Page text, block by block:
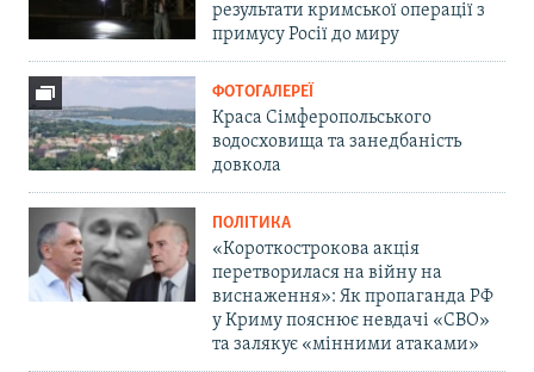
результати кримської операції з
примусу Росії до миру
ФОТОГАЛЕРЕЇ
Краса Сімферопольського
водосховища та занедбаність
довкола
ПОЛІТИКА
«Короткострокова акція
перетворилася на війну на
виснаження»: Як пропаганда РФ
у Криму пояснює невдачі «СВО»
та залякує «мінними атаками»